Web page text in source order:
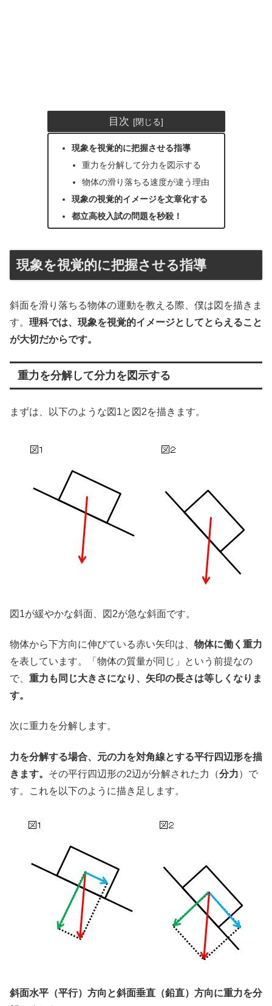
目次
現象を視覚的に把握させる指導
重力を分解して分力を図示する
物体の滑り落ちる速度が違う理由
現象の視覚的イメージを文章化する
都立高校入試の問題を秒殺！
現象を視覚的に把握させる指導
斜面を滑り落ちる物体の運動を教える際、僕は図を描きま
す。 理科では、現象を視覚的イメージとしてとらえること
が大切だからです。
重力を分解して分力を図示する
まずは、以下のような図1と図2を描きます。
図1が緩やかな斜面、図2が急な斜面です。
物体から下方向に伸びている赤い矢印は、 物体に働く重力
を表しています。「物体の質量が同じ」という前提なの
で、 重力も同じ大きさになり、矢印の長さは等しくなりま
す。
次に重力を分解します。
力を分解する場合、元の力を対角線とする平行四辺形を描
きます。 その平行四辺形の2辺が分解された力（分力）で
す。これを以下のように描き足します。
斜面水平（平行）方向と斜面垂直（鉛直）方向に重力を分